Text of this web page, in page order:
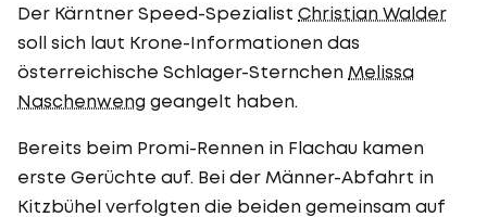
Der Kärntner Speed-Spezialist Christian Walder
soll sich laut Krone-Informationen das
österreichische Schlager-Sternchen Melissa
Naschenweng geangelt haben.
Bereits beim Promi-Rennen in Flachau kamen
erste Gerüchte auf. Bei der Männer-Abfahrt in
Kitzbühel verfolgten die beiden gemeinsam auf